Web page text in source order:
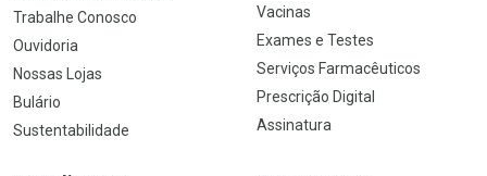
Trabalhe Conosco
Ouvidoria
Nossas Lojas
Bulário
Sustentabilidade
Vacinas
Exames e Testes
Serviços Farmacêuticos
Prescrição Digital
Assinatura